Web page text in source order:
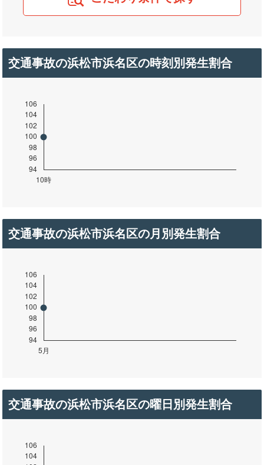
交通事故の浜松市浜名区の時刻別発生割合
交通事故の浜松市浜名区の月別発生割合
交通事故の浜松市浜名区の曜日別発生割合